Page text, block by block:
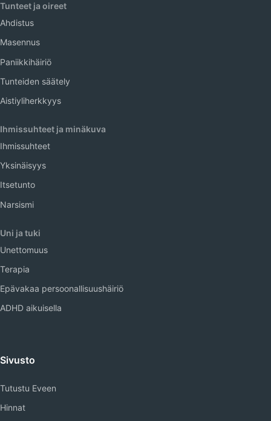
Tunteet ja oireet
Ahdistus
Masennus
Paniikkihäiriö
Tunteiden säätely
Aistiyliherkkyys
Ihmissuhteet ja minäkuva
Ihmissuhteet
Yksinäisyys
Itsetunto
Narsismi
Uni ja tuki
Unettomuus
Terapia
Epävakaa persoonallisuushäiriö
ADHD aikuisella
Sivusto
Tutustu Eveen
Hinnat